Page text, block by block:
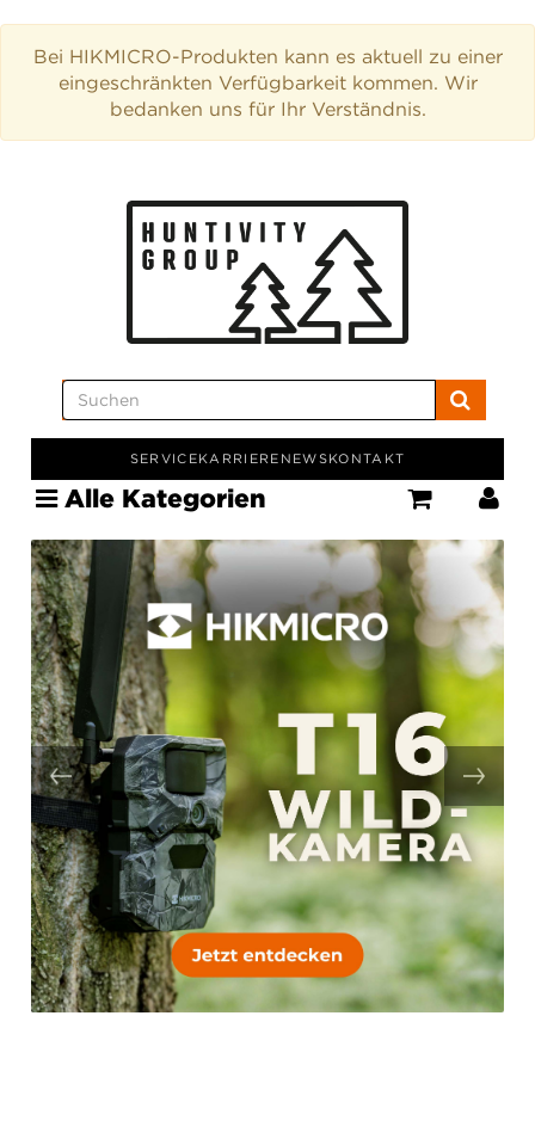
Bei HIKMICRO-Produkten kann es aktuell zu einer
eingeschränkten Verfügbarkeit kommen. Wir
bedanken uns für Ihr Verständnis.
SERVICEKARRIERE NEWSKONTAKT
Alle Kategorien